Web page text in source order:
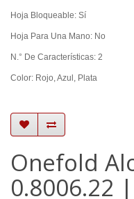
Hoja Bloqueable: Sí
Hoja Para Una Mano: No
N.° De Características: 2
Color: Rojo, Azul, Plata
Onefold
0.8006.22